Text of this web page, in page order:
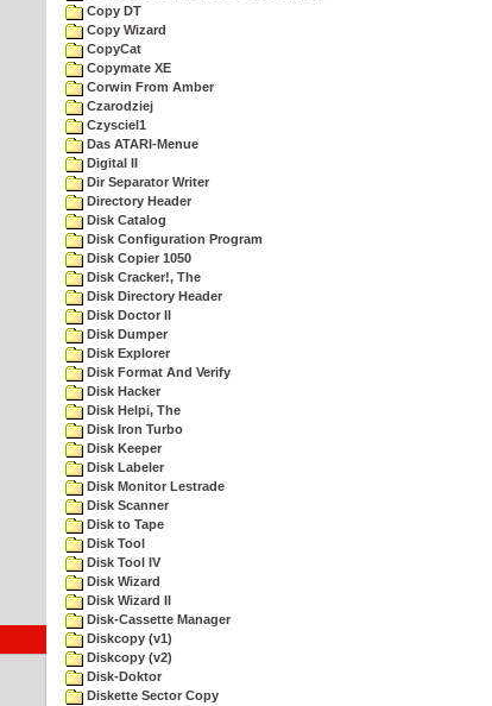
Copy DT
Copy Wizard
CopyCat
Copymate XE
Corwin From Amber
Czarodziej
Czysciel1
Das ATARI-Menue
Digital II
Dir Separator Writer
Directory Header
Disk Catalog
Disk Configuration Program
Disk Copier 1050
Disk Cracker!, The
Disk Directory Header
Disk Doctor II
Disk Dumper
Disk Explorer
Disk Format And Verify
Disk Hacker
Disk Helpi, The
Disk Iron Turbo
Disk Keeper
Disk Labeler
Disk Monitor Lestrade
Disk Scanner
Disk to Tape
Disk Tool
Disk Tool IV
Disk Wizard
Disk Wizard II
Disk-Cassette Manager
Diskcopy (v1)
Diskcopy (v2)
Disk-Doktor
Diskette Sector Copy